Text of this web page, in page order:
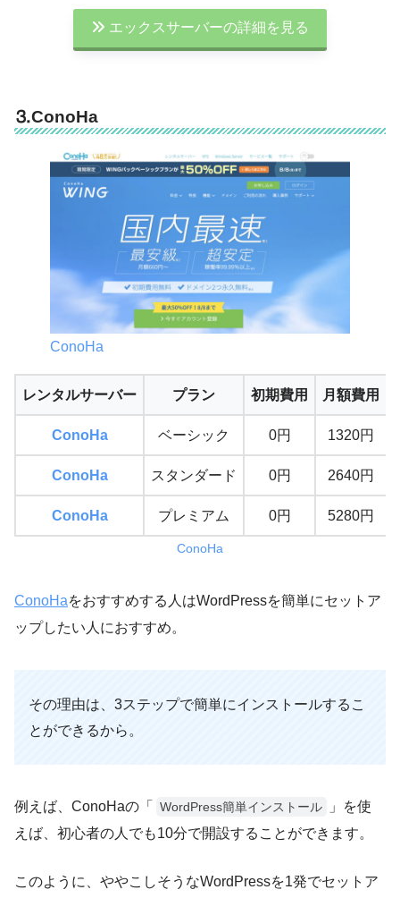
エックスサーバーの詳細を見る
⒊ConoHa
ConoHa
レンタルサーバー プラン 初期費用 月額費用
ConoHa ベーシック 0円 1320円
ConoHa スタンダード 0円 2640円
ConoHa プレミアム 0円 5280円
ConoHa
ConoHaをおすすめする人はWordPressを簡単にセットア
ップしたい人におすすめ。
その理由は、3ステップで簡単にインストールするこ
とができるから。
例えば、ConoHaの「 WordPress簡単インストール
」を使
えば、初心者の人でも10分で開設することができます。
このように、ややこしそうなWordPressを1発でセットア